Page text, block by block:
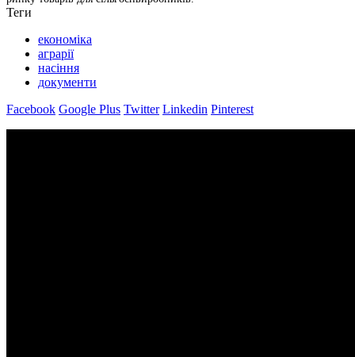
Теги
економіка
аграрії
насіння
документи
Facebook Google Plus Twitter Linkedin Pinterest